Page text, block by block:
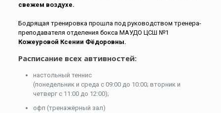
свежем воздухе.
Бодрящая тренировка прошла под руководством тренера-
преподавателя отделения бокса МАУДО ЦСШ №1
Кожеуровой Ксении Фёдоровны.
Расписание всех автивностей:
настольный теннис
(понедельник и среда с 09:00 до 10:00; вторник и
четверг с 11:00 до 12:00);
офп (тренажёрный зал)